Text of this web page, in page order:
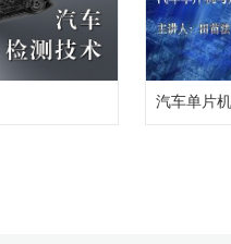
汽车单片